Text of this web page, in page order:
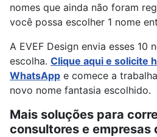
nomes que ainda não foram
você possa escolher 1 nome
A EVEF Design envia esses 10
escolha. Clique aqui e solicite
WhatsApp e comece a
novo nome fantasia escolhido.
Mais soluções para
consultores e empresas